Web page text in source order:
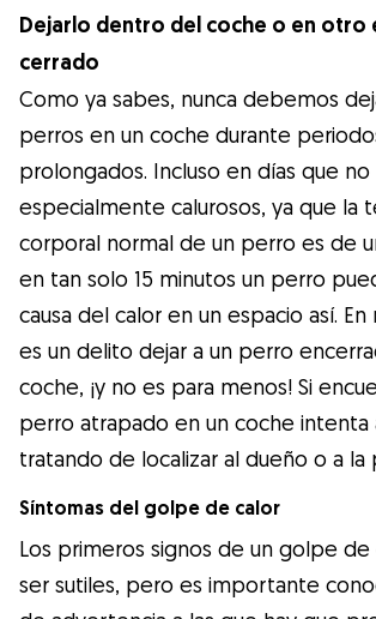
Dejarlo dentro del coche o en otro
cerrado
Como ya sabes, nunca debemos
perros en un coche durante
prolongados. Incluso en días que
especialmente calurosos, ya que la
corporal normal de un perro es de
en tan solo 15 minutos un perro
causa del calor en un espacio así.
es un delito dejar a un perro
coche, ¡y no es para menos! Si
perro atrapado en un coche intenta
tratando de localizar al dueño o a la
Síntomas del golpe de calor
Los primeros signos de un golpe
ser sutiles, pero es importante